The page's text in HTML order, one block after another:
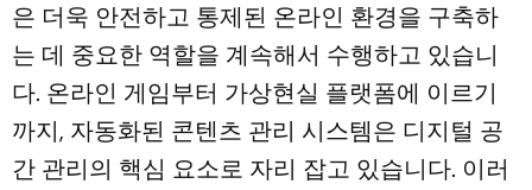
은 더욱 안전하고 통제된 온라인 환경을 구축하
는 데 중요한 역할을 계속해서 수행하고 있습니
다. 온라인 게임부터 가상현실 플랫폼에 이르기
까지, 자동화된 콘텐츠 관리 시스템은 디지털 공
간 관리의 핵심 요소로 자리 잡고 있습니다. 이러